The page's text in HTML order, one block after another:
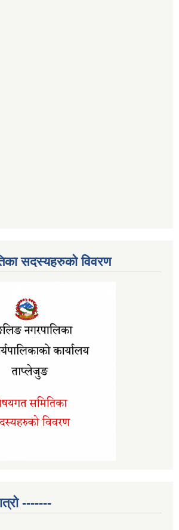
सदस्यहरुको विवरण
-------